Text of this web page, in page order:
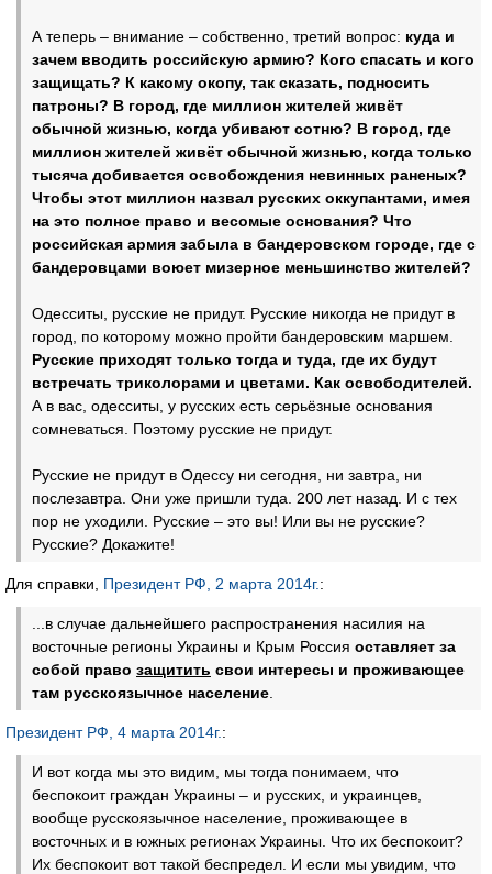
А теперь – внимание – собственно, третий вопрос: куда и
зачем вводить российскую армию? Кого спасать и кого
защищать? К какому окопу, так сказать, подносить
патроны? В город, где миллион жителей живёт
обычной жизнью, когда убивают сотню? В город, где
миллион жителей живёт обычной жизнью, когда только
тысяча добивается освобождения невинных раненых?
Чтобы этот миллион назвал русских оккупантами, имея
на это полное право и весомые основания? Что
российская армия забыла в бандеровском городе, где с
бандеровцами воюет мизерное меньшинство жителей?
Одесситы, русские не придут. Русские никогда не придут в
город, по которому можно пройти бандеровским маршем.
Русские приходят только тогда и туда, где их будут
встречать триколорами и цветами. Как освободителей.
А в вас, одесситы, у русских есть серьёзные основания
сомневаться. Поэтому русские не придут.
Русские не придут в Одессу ни сегодня, ни завтра, ни
послезавтра. Они уже пришли туда. 200 лет назад. И с тех
пор не уходили. Русские – это вы! Или вы не русские?
Русские? Докажите!
Для справки, Президент РФ, 2 марта 2014г.:
...в случае дальнейшего распространения насилия на
восточные регионы Украины и Крым Россия оставляет за
собой право защитить свои интересы и проживающее
там русскоязычное население
Президент РФ, 4 марта 2014г.:
И вот когда мы это видим, мы тогда понимаем, что
беспокоит граждан Украины – и русских, и украинцев,
вообще русскоязычное население, проживающее в
восточных и в южных регионах Украины. Что их беспокоит?
Их беспокоит вот такой беспредел. И если мы увидим, что